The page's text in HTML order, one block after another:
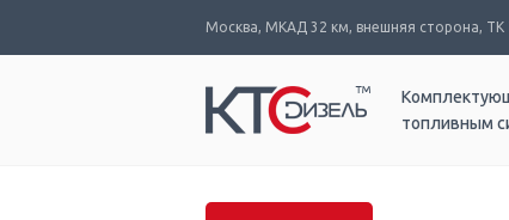
Москва, МКАД 32 км, внешняя сторона, ТК
топливным